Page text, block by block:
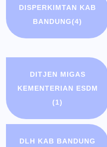
DISPERKIMTAN KAB
BANDUNG(4)
DITJEN MIGAS
KEMENTERIAN ESDM
(1)
DLH KAB BANDUNG